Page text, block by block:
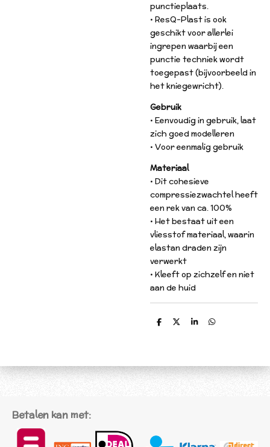
punctieplaats.
• ResQ-Plast is ook
geschikt voor allerlei
ingrepen waarbij een
punctie techniek wordt
toegepast (bijvoorbeeld in
het kniegewricht).
Gebruik
• Eenvoudig in gebruik, laat
zich goed modelleren
• Voor eenmalig gebruik
Materiaal
• Dit cohesieve
compressiezwachtel heeft
een rek van ca. 100%
• Het bestaat uit een
vliesstof materiaal, waarin
elastan draden zijn
verwerkt
• Kleeft op zichzelf en niet
aan de huid
D
D
S
D
Betalen kan met: